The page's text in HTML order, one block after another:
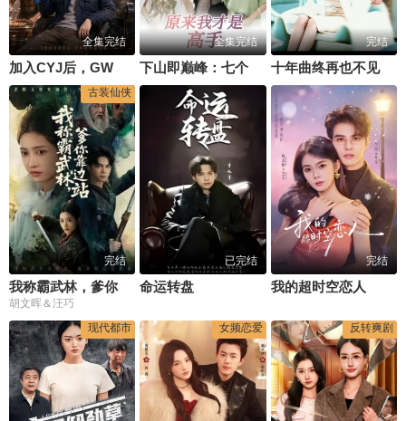
全集完结 全集完结 完结
十年曲终再也不见
古装仙侠
完结
我称霸武林，爹你靠边站
胡文晖＆汪巧
已完结
命运转盘
完结
我的超时空恋人
现代都市 女频恋爱 反转爽剧